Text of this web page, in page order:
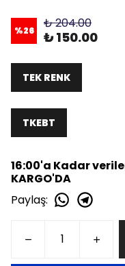
%26 ₺ 204.00
₺ 150.00
TEK RENK
TKEBT
16:00'a Kadar
KARGO'DA
Paylaş: